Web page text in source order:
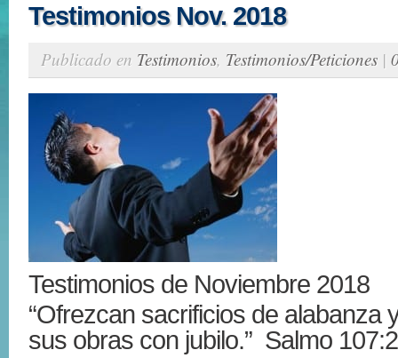
Testimonios Nov. 2018
Publicado en Testimonios, Testimonios/Peticiones |
Testimonios de Noviembre 2018
“Ofrezcan sacrificios de alabanza
sus obras con jubilo.” Salmo